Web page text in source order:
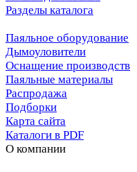
Разделы каталога
Паяльное оборудование
Дымоуловители
Оснащение производств
Паяльные материалы
Распродажа
Подборки
Карта сайта
Каталоги в PDF
О компании